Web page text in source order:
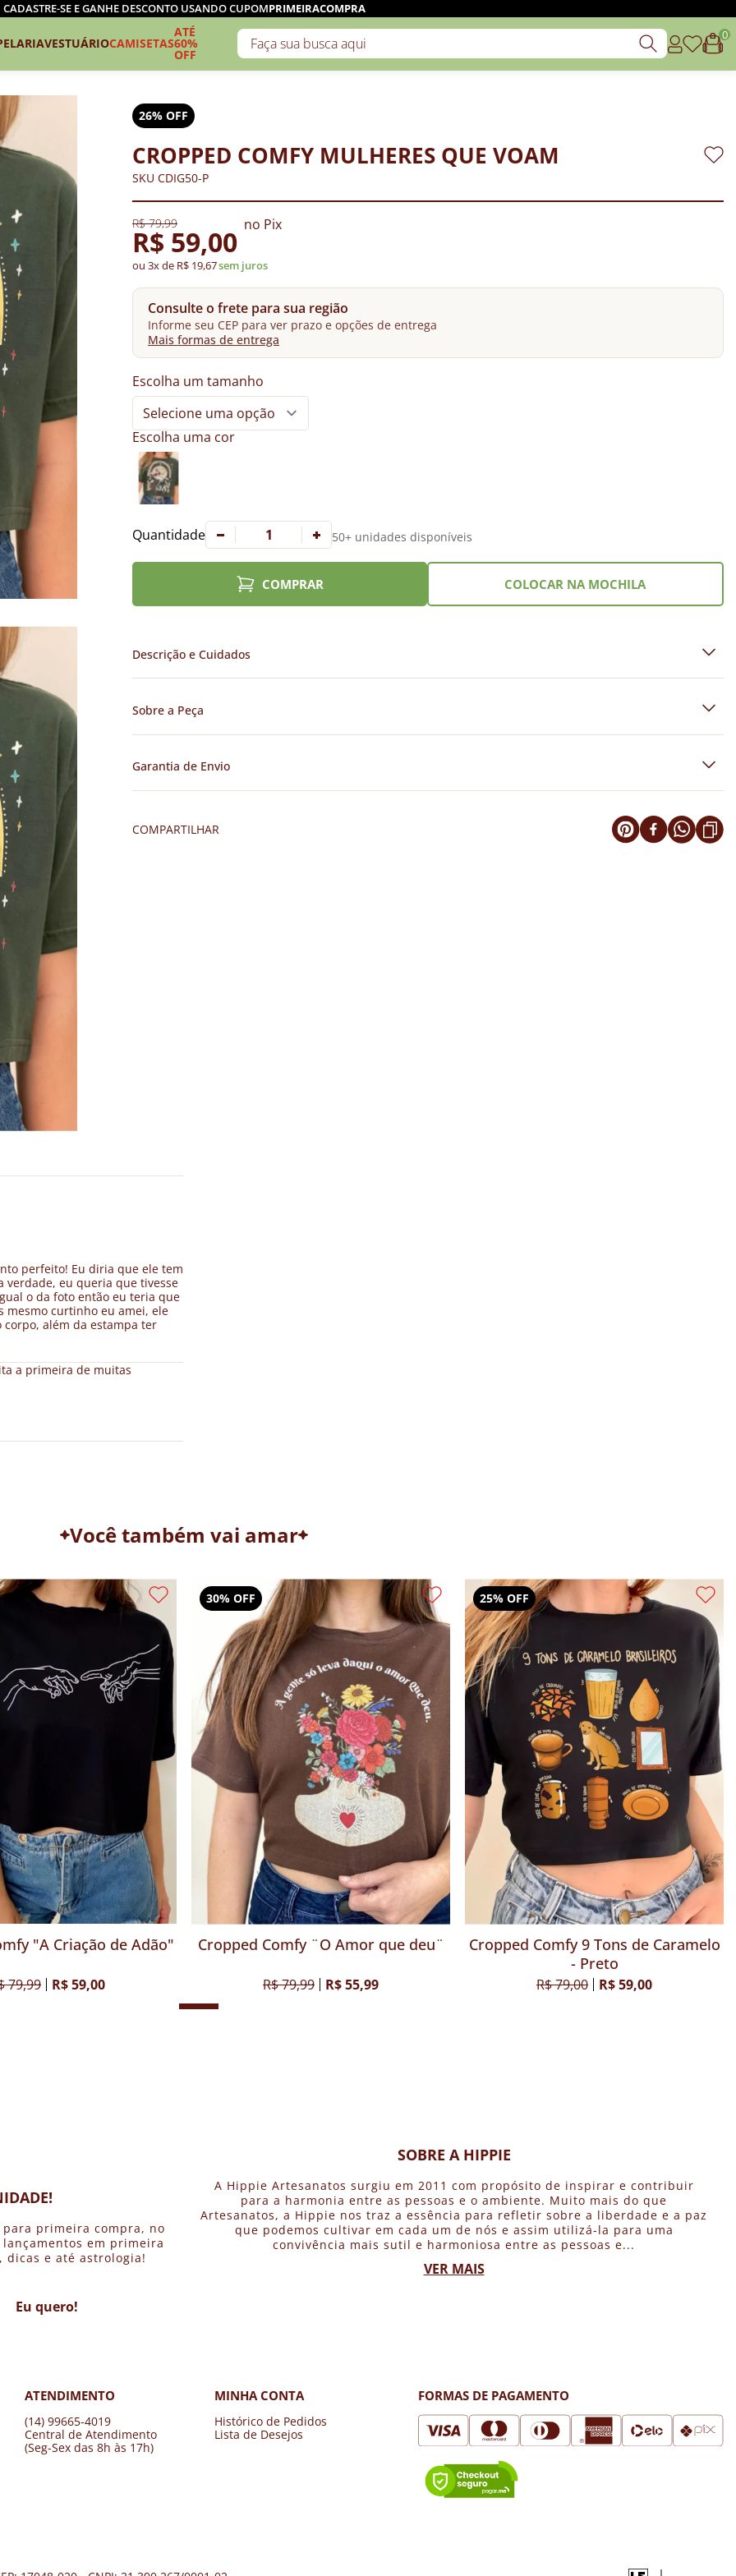
CADASTRE-SE E GANHE DESCONTO USANDO CUPOMPRIMEIRACOMPRA
VESTUÁRIOCAMISETAS
ATÉ
60%
OFF
0
26% OFF
CROPPED COMFY MULHERES QUE VOAM
SKU CDIG50-P
R$ 79,99
R$ 59,00 no Pix
ou 3x de R$ 19,67sem juros
Consulte o frete para sua região
Informe seu CEP para ver prazo e opções de entrega
Mais formas de entrega
Escolha um tamanho
Escolha uma cor
Quantidade 50+ unidades disponíveis
COMPRAR COLOCAR NA MOCHILA
Descrição e Cuidados
Sobre a Peça
Garantia de Envio
COMPARTILHAR
perfeito! Eu diria que ele tem
verdade, eu queria que tivesse
o da foto então eu teria que
mesmo curtinho eu amei, ele
além da estampa ter
a primeira de muitas
Você também vai amar
que Voam - 325ml
39,00
26% OFF
Cropped Comfy "A Criação de Adão"
R$ 79,99 R$ 59,00
30% OFF
Cropped Comfy ¨O Amor que deu¨
R$ 79,99 R$ 55,99
primeira compra, no
em primeira
dicas e até astrologia!
Eu quero!
SOBRE A HIPPIE
A Hippie Artesanatos surgiu em 2011 com propósito de inspirar e contribuir
para a harmonia entre as pessoas e o ambiente. Muito mais do que
Artesanatos, a Hippie nos traz a essência para refletir sobre a liberdade e a paz
que podemos cultivar em cada um de nós e assim utilizá-la para uma
convivência mais sutil e harmoniosa entre as pessoas e...
VER MAIS
ATENDIMENTO
(14) 99665-4019
Central de Atendimento
(Seg-Sex das 8h às 17h)
MINHA CONTA
Histórico de Pedidos
Lista de Desejos
FORMAS DE PAGAMENTO